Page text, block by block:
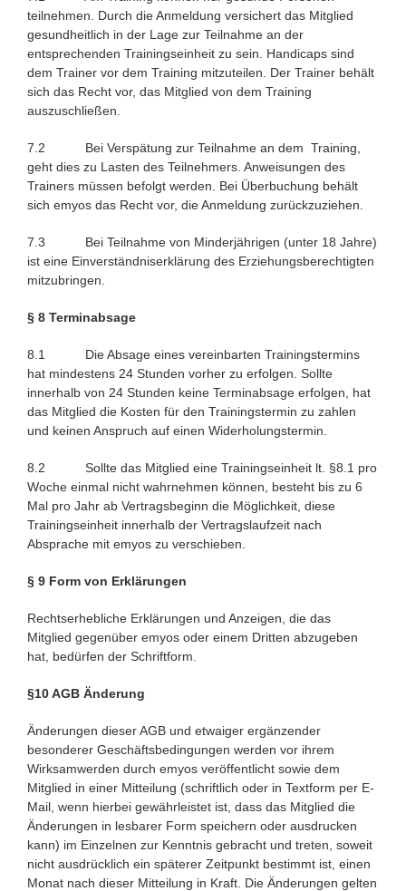
teilnehmen. Durch die Anmeldung versichert das Mitglied
gesundheitlich in der Lage zur Teilnahme an der
entsprechenden Trainingseinheit zu sein. Handicaps sind
dem Trainer vor dem Training mitzuteilen. Der Trainer behält
sich das Recht vor, das Mitglied von dem Training
auszuschließen.
7.2 Bei Verspätung zur Teilnahme an dem Training,
geht dies zu Lasten des Teilnehmers. Anweisungen des
Trainers müssen befolgt werden. Bei Überbuchung behält
sich emyos das Recht vor, die Anmeldung zurückzuziehen.
7.3 Bei Teilnahme von Minderjährigen (unter 18 Jahre)
ist eine Einverständniserklärung des Erziehungsberechtigten
mitzubringen.
§ 8 Terminabsage
8.1 Die Absage eines vereinbarten Trainingstermins
hat mindestens 24 Stunden vorher zu erfolgen. Sollte
innerhalb von 24 Stunden keine Terminabsage erfolgen, hat
das Mitglied die Kosten für den Trainingstermin zu zahlen
und keinen Anspruch auf einen Widerholungstermin.
8.2 Sollte das Mitglied eine Trainingseinheit lt. §8.1 pro
Woche einmal nicht wahrnehmen können, besteht bis zu 6
Mal pro Jahr ab Vertragsbeginn die Möglichkeit, diese
Trainingseinheit innerhalb der Vertragslaufzeit nach
Absprache mit emyos zu verschieben.
§ 9 Form von Erklärungen
Rechtserhebliche Erklärungen und Anzeigen, die das
Mitglied gegenüber emyos oder einem Dritten abzugeben
hat, bedürfen der Schriftform.
§10 AGB Änderung
Änderungen dieser AGB und etwaiger ergänzender
besonderer Geschäftsbedingungen werden vor ihrem
Wirksamwerden durch emyos veröffentlicht sowie dem
Mitglied in einer Mitteilung (schriftlich oder in Textform per E-
Mail, wenn hierbei gewährleistet ist, dass das Mitglied die
Änderungen in lesbarer Form speichern oder ausdrucken
kann) im Einzelnen zur Kenntnis gebracht und treten, soweit
nicht ausdrücklich ein späterer Zeitpunkt bestimmt ist, einen
Monat nach dieser Mitteilung in Kraft. Die Änderungen gelten